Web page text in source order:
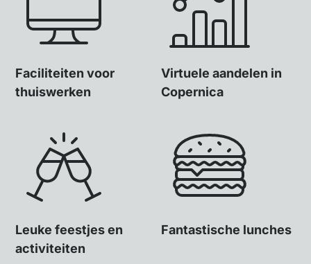
Faciliteiten voor
thuiswerken
Virtuele aandelen in
Copernica
Leuke feestjes en
activiteiten
Fantastische lunches